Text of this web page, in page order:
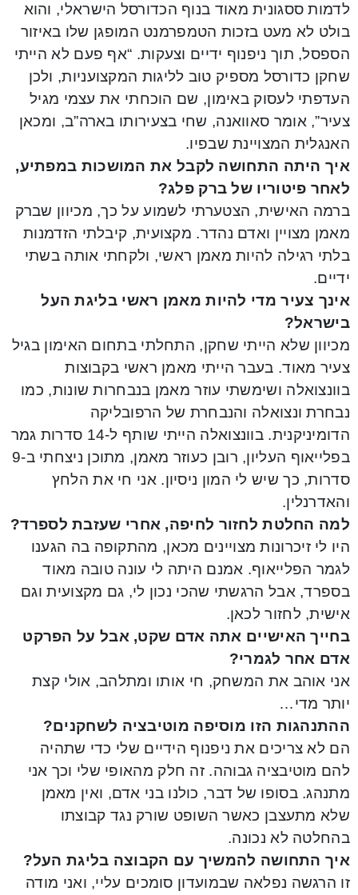
לדמות ססגונית מאוד בנוף הכדורסל הישראלי, והוא
בולט לא מעט בזכות הטמפרמנט המופגן שלו באיזור
הספסל, תוך ניפנוף ידיים וצעקות. “אף פעם לא הייתי
שחקן כדורסל מספיק טוב לליגות המקצועניות, ולכן
העדפתי לעסוק באימון, שם הוכחתי את עצמי מגיל
צעיר”, אומר סאוואנה, שחי בצעירותו בארה”ב, ומכאן
האנגלית המצויינת שבפיו.
איך היתה התחושה לקבל את המושכות במפתיע,
לאחר פיטוריו של ברק פלג?
ברמה האישית, הצטערתי לשמוע על כך, מכיוון שברק
מאמן מצויין ואדם נהדר. מקצועית, קיבלתי הזדמנות
בלתי רגילה להיות מאמן ראשי, ולקחתי אותה בשתי
ידיים.
אינך צעיר מדי להיות מאמן ראשי בליגת העל
בישראל?
מכיוון שלא הייתי שחקן, התחלתי בתחום האימון בגיל
צעיר מאוד. בעבר הייתי מאמן ראשי בקבוצות
בוונצואלה ושימשתי עוזר מאמן בנבחרות שונות, כמו
נבחרת ונצואלה והנבחרת של הרפובליקה
הדומיניקנית. בוונצואלה הייתי שותף ל-14 סדרות גמר
בפלייאוף העליון, רובן כעוזר מאמן, מתוכן ניצחתי ב-9
סדרות, כך שיש לי המון ניסיון. אני חי את הלחץ
והאדרנלין.
למה החלטת לחזור לחיפה, אחרי שעזבת לספרד?
היו לי זיכרונות מצויינים מכאן, מהתקופה בה הגענו
לגמר הפלייאוף. אמנם היתה לי עונה טובה מאוד
בספרד, אבל הרגשתי שהכי נכון לי, גם מקצועית וגם
אישית, לחזור לכאן.
בחייך האישיים אתה אדם שקט, אבל על הפרקט
אדם אחר לגמרי?
אני אוהב את המשחק, חי אותו ומתלהב, אולי קצת
יותר מדי…
ההתנהגות הזו מוסיפה מוטיבציה לשחקנים?
הם לא צריכים את ניפנוף הידיים שלי כדי שתהיה
להם מוטיבציה גבוהה. זה חלק מהאופי שלי וכך אני
מתנהג. בסופו של דבר, כולנו בני אדם, ואין מאמן
שלא מתעצבן כאשר השופט שורק נגד קבוצתו
בהחלטה לא נכונה.
איך התחושה להמשיך עם הקבוצה בליגת העל?
זו הרגשה נפלאה שבמועדון סומכים עליי, ואני מודה